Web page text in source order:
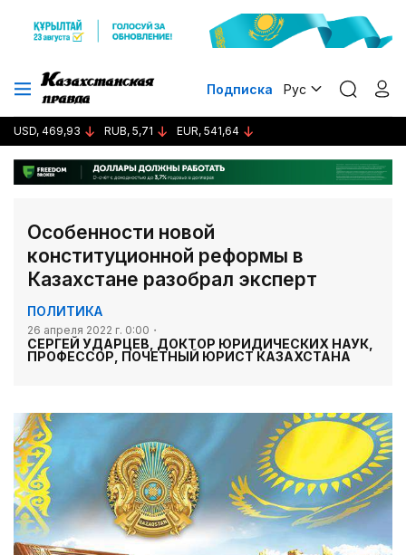
Подписка Рус
USD, 469,93 RUB, 5,71 EUR, 541,64
Особенности новой
конституционной реформы в
Казахстане разобрал эксперт
ПОЛИТИКА
26 апреля 2022 г. 0:00
СЕРГЕЙ УДАРЦЕВ, ДОКТОР ЮРИДИЧЕСКИХ НАУК,
ПРОФЕССОР, ПОЧЕТНЫЙ ЮРИСТ КАЗАХСТАНА